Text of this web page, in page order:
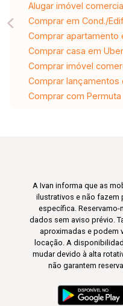
Alugar imóvel
Comprar em Cond./
Comprar apartamento
Comprar casa em
Comprar imóvel
Comprar lançamentos
Comprar com Permuta
A Ivan informa que as
ilustrativos e não fazem
específica.
dados sem aviso prévio.
aproximadas e podem
locação. A
mudar devido à alta
não garantem